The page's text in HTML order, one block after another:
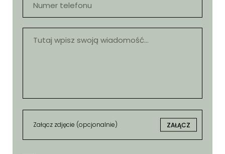
Załącz zdjęcie (opcjonalnie) ZAŁĄCZ